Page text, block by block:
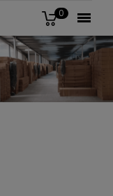

0